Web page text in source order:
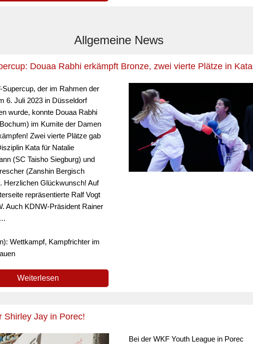
Allgemeine News
Douaa Rabhi erkämpft Bronze, zwei vierte Plätze in Kata
Supercup, der im Rahmen der
6. Juli 2023 in Düsseldorf
wurde, konnte Douaa Rabhi
im Kumite der Damen
Zwei vierte Plätze gab
Kata für Natalie
(SC Taisho Siegburg) und
(Zanshin Bergisch
Herzlichen Glückwunsch! Auf
repräsentierte Ralf Vogt
Auch KDNW-Präsident Rainer
Wettkampf, Kampfrichter im
Weiterlesen
Shirley Jay in Porec!
Bei der WKF Youth League in Porec